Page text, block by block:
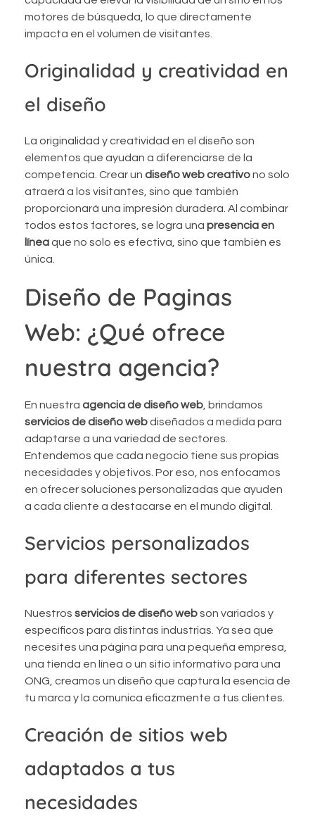
motores de búsqueda, lo que directamente
impacta en el volumen de visitantes.
Originalidad y creatividad en
el diseño
La originalidad y creatividad en el diseño son
elementos que ayudan a diferenciarse de la
competencia. Crear un diseño web creativono solo
atraerá a los visitantes, sino que también
proporcionará una impresión duradera. Al combinar
todos estos factores, se logra una presencia en
líneaque no solo es efectiva, sino que también es
única.
Diseño de Paginas
Web: ¿Qué ofrece
nuestra agencia?
En nuestra agencia de diseño web , brindamos
servicios de diseño webdiseñados a medida para
adaptarse a una variedad de sectores.
Entendemos que cada negocio tiene sus propias
necesidades y objetivos. Por eso, nos enfocamos
en ofrecer soluciones personalizadas que ayuden
a cada cliente a destacarse en el mundo digital.
Servicios personalizados
para diferentes sectores
Nuestros servicios de diseño webson variados y
específicos para distintas industrias. Ya sea que
necesites una página para una pequeña empresa,
una tienda en línea o un sitio informativo para una
ONG, creamos un diseño que captura la esencia de
tu marca y la comunica eficazmente a tus clientes.
Creación de sitios web
adaptados a tus
necesidades